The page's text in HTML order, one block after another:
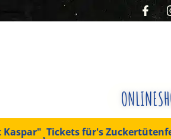
Tickets für's Zuckertütenfest